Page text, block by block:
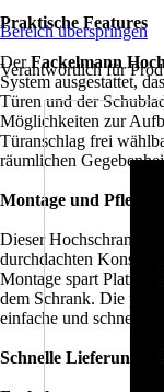
Praktische Features
DerFackelmann
System ausgestattet,
Türen und der
Möglichkeiten zur
Türanschlag frei
räumlichen
Montage und Pflege
Dieser Hochschrank
durchdachten
Montage spart Platz
dem Schrank. Die
einfache und schnelle
Schnelle Lieferung
Bereich überspringen
Verantwortlich für